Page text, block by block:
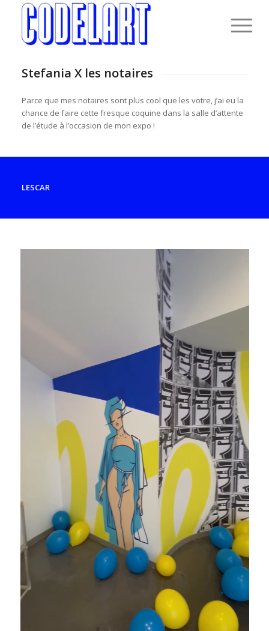
Stefania X les notaires
Parce que mes notaires sont plus cool que les votre, j’ai eu la
chance de faire cette fresque coquine dans la salle d’attente
de l’étude à l’occasion de mon expo !
LESCAR